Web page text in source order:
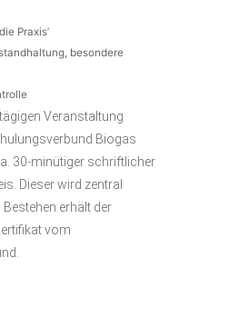
Praxis’
besondere
Veranstaltung
Biogas
30-minütiger schriftlicher
Dieser wird zentral
erhält der
vom